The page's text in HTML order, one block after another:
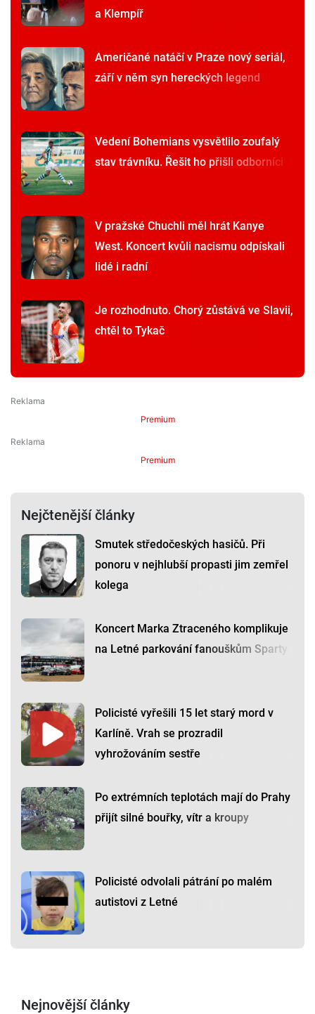
a Klempíř
Američané natáčí v Praze nový seriál,
září v něm syn hereckých legend
Vedení Bohemians vysvětlilo zoufalý
stav trávníku. Řešit ho přišli odborníci
V pražské Chuchli měl hrát Kanye
West. Koncert kvůli nacismu odpískali
lidé i radní
Je rozhodnuto. Chorý zůstává ve Slavii,
chtěl to Tykač
Premium
Premium
Nejčtenější články
Smutek středočeských hasičů. Při
ponoru v nejhlubší propasti jim zemřel
kolega
Koncert Marka Ztraceného komplikuje
na Letné parkování fanouškům Sparty
Policisté vyřešili 15 let starý mord v
Karlíně. Vrah se prozradil
vyhrožováním sestře
Po extrémních teplotách mají do Prahy
přijít silné bouřky, vítr a kroupy
Policisté odvolali pátrání po malém
autistovi z Letné
Nejnovější články